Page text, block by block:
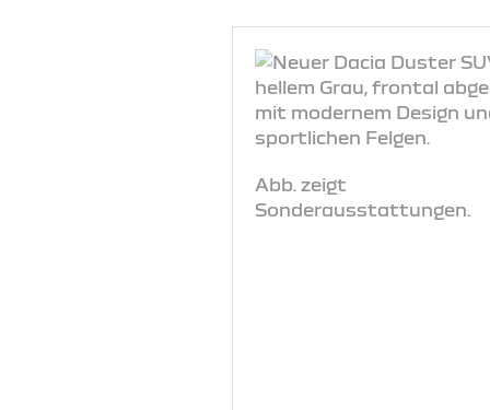
Abb. zeigt
Sonderausstattungen.